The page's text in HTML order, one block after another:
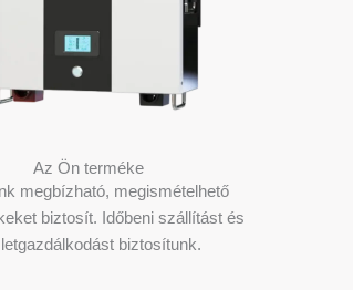
Az Ön terméke
megbízható, megismételhető
biztosít. Időbeni szállítást és
biztosítunk.